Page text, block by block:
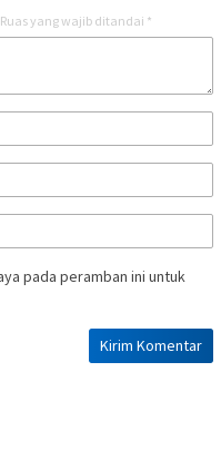
Ruas yang wajib ditandai *
pada peramban ini untuk